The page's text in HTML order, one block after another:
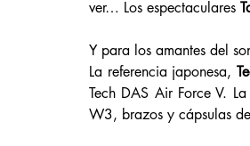
ver… Los espectaculares
Y para los amantes del
La referencia japonesa,
Tech DAS Air Force V.
W3, brazos y cápsulas de